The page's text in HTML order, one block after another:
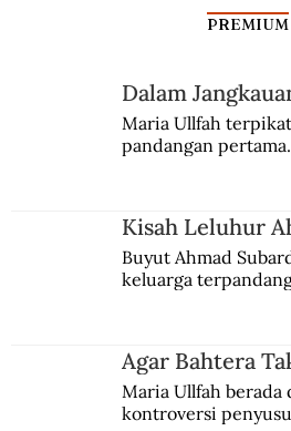
Sukarno, Pan Am, dan
PREMIUM
Dalam
Maria Ullfah
pandangan
Kisah Leluhur
Buyut Ahmad
keluarga
Agar Bahtera
Maria Ullfah berada
kontroversi